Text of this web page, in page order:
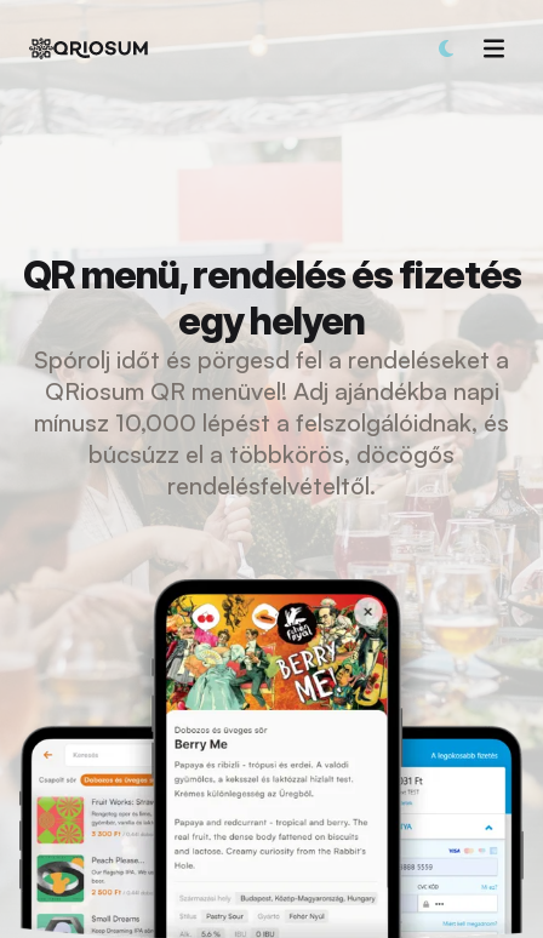
QR menü, rendelés és fizetés
egy helyen
Spórolj időt és pörgesd fel a rendeléseket a
QRiosum QR menüvel! Adj ajándékba napi
mínusz 10,000 lépést a felszolgálóidnak, és
búcsúzz el a többkörös, döcögős
rendelésfelvételtől.